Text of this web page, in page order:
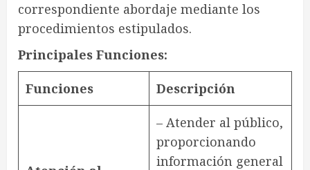
correspondiente abordaje mediante los
procedimientos estipulados.
Principales Funciones:
Funciones Descripción
– Atender al público,
proporcionando
información general